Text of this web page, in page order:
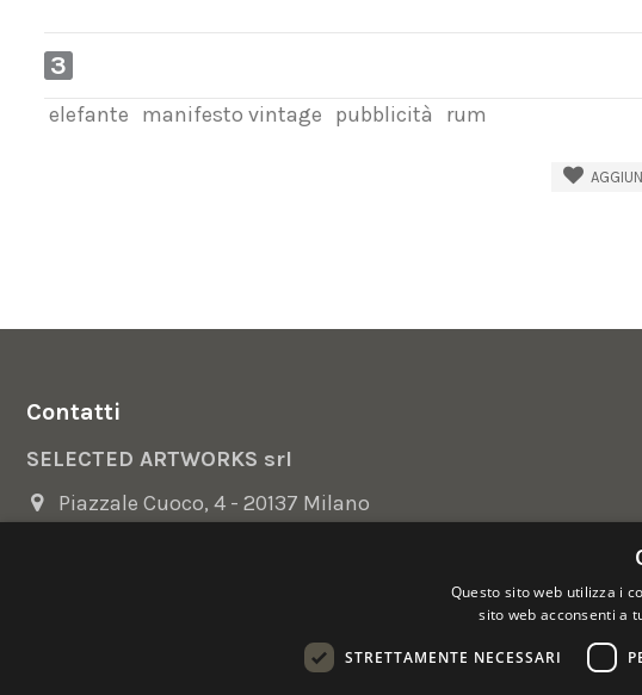
3
elefante manifesto vintage pubblicità rum
Contatti
SELECTED ARTWORKS srl
Piazzale Cuoco, 4 - 20137 Milano
Questo sito web utilizza i
sito web acconsenti a
STRETTAMENTE NECESSARI